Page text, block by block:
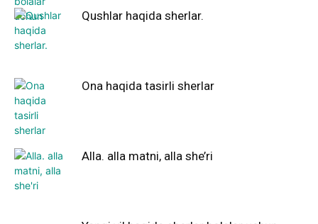
Qushlar haqida sherlar.
Ona haqida tasirli sherlar
Alla. alla matni, alla she’ri